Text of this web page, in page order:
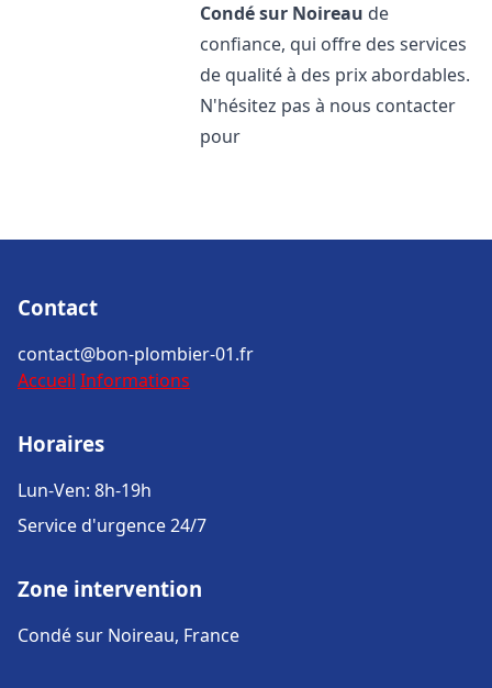
Condé sur Noireau de
confiance, qui offre des services
de qualité à des prix abordables.
N'hésitez pas à nous contacter
pour
Contact
contact@bon-plombier-01.fr
Accueil Informations
Horaires
Lun-Ven: 8h-19h
Service d'urgence 24/7
Zone intervention
Condé sur Noireau, France